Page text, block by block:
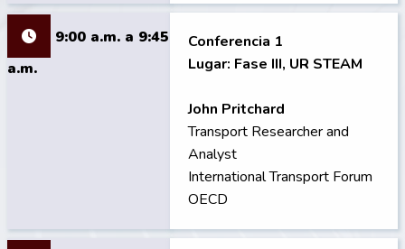
9:00 a.m. a 9:45
a.m.
Conferencia 1
Lugar: Fase III, UR STEAM
John Pritchard
Transport Researcher and
Analyst
International Transport Forum
OECD